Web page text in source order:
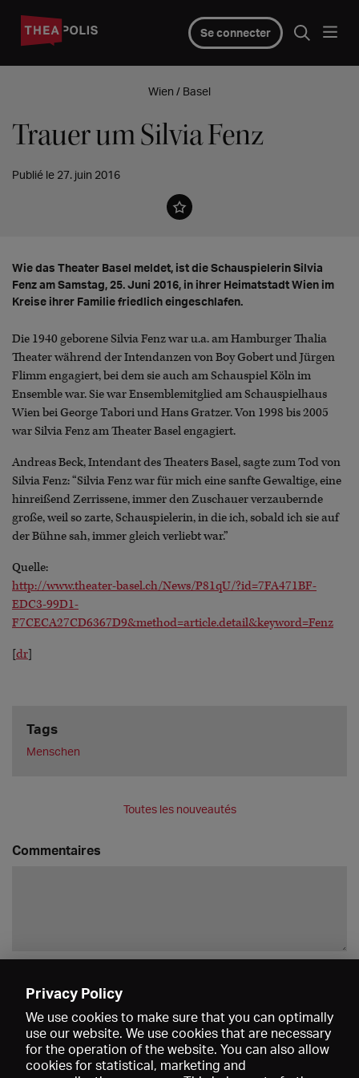
Se connecter
Wien / Basel
Trauer um Silvia Fenz
Publié le 27. juin 2016
Wie das Theater Basel meldet, ist die Schauspielerin Silvia
Fenz am Samstag, 25. Juni 2016, in ihrer Heimatstadt Wien im
Kreise ihrer Familie friedlich eingeschlafen.
Die 1940 geborene Silvia Fenz war u.a. am Hamburger Thalia
Theater während der Intendanzen von Boy Gobert und Jürgen
Flimm engagiert, bei dem sie auch am Schauspiel Köln im
Ensemble war. Sie war Ensemblemitglied am Schauspielhaus
Wien bei George Tabori und Hans Gratzer. Von 1998 bis 2005
war Silvia Fenz am Theater Basel engagiert.
Andreas Beck, Intendant des Theaters Basel, sagte zum Tod von
Silvia Fenz: “Silvia Fenz war für mich eine sanfte Gewaltige, eine
hinreißend Zerrissene, immer den Zuschauer verzaubernde
große, weil so zarte, Schauspielerin, in die ich, sobald ich sie auf
der Bühne sah, immer gleich verliebt war.”
Quelle:
http://www.theater-basel.ch/News/P81qU/?id=7FA471BF-
EDC3-99D1-
F7CECA27CD6367D9&method=article.detail&keyword=Fenz
[dr]
Tags
Menschen
Toutes les nouveautés
Commentaires
Privacy Policy
We use cookies to make sure that you can optimally
use our website. We use cookies that are necessary
for the operation of the website. You can also allow
cookies for statistical, marketing and